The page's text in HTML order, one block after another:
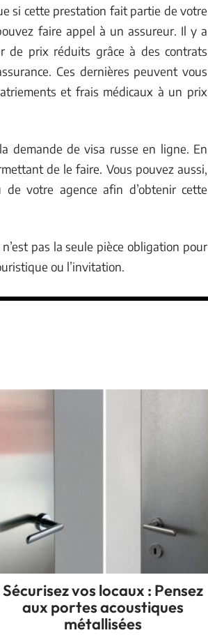
si cette prestation fait partie de votre
faire appel à un assureur. Il y a
de prix réduits grâce à des contrats
Ces dernières peuvent vous
et frais médicaux à un prix
demande de visa russe en ligne. En
de le faire. Vous pouvez aussi,
votre agence afin d’obtenir cette
n’est pas la seule pièce obligation pour
ou l’invitation.
Sécurisez vos locaux : Pensez
aux portes acoustiques
métallisées